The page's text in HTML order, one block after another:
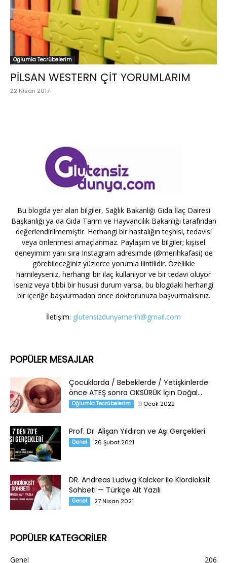
Oğlumla Tecrübelerim
PİLSAN WESTERN ÇİT YORUMLARIM
22 Nisan 2017
Bu blogda yer alan bilgiler, Sağlık Bakanlığı Gıda İlaç Dairesi
Başkanlığı ya da Gıda Tarım ve Hayvancılık Bakanlığı tarafından
değerlendirilmemiştir. Herhangi bir hastalığın teşhisi, tedavisi
veya önlenmesi amaçlanmaz. Paylaşım ve bilgiler; kişisel
deneyimim yanı sıra Instagram adresimde (@merihkafasi) de
görebileceğiniz yüzlerce yorumla ilintilidir. Özellikle
hamileyseniz, herhangi bir ilaç kullanıyor ve bir tedavi oluyor
iseniz veya tıbbi bir hususi durum varsa, bu blogdaki herhangi
bir içeriğe başvurmadan önce doktorunuza başvurmalısınız.
İletişim: glutensizdunyamerih@gmail.com
POPÜLER MESAJLAR
Çocuklarda / Bebeklerde / Yetişkinlerde
önce ATEŞ sonra ÖKSÜRÜK İçin Doğal...
Oğlumla Tecrübelerim 11 Ocak 2022
Prof. Dr. Alişan Yıldıran ve Aşı Gerçekleri
Genel 26 Şubat 2021
DR. Andreas Ludwig Kalcker ile Klordioksit
Sohbeti — Türkçe Alt Yazılı
Genel 27 Nisan 2021
POPÜLER KATEGORİLER
Genel 206